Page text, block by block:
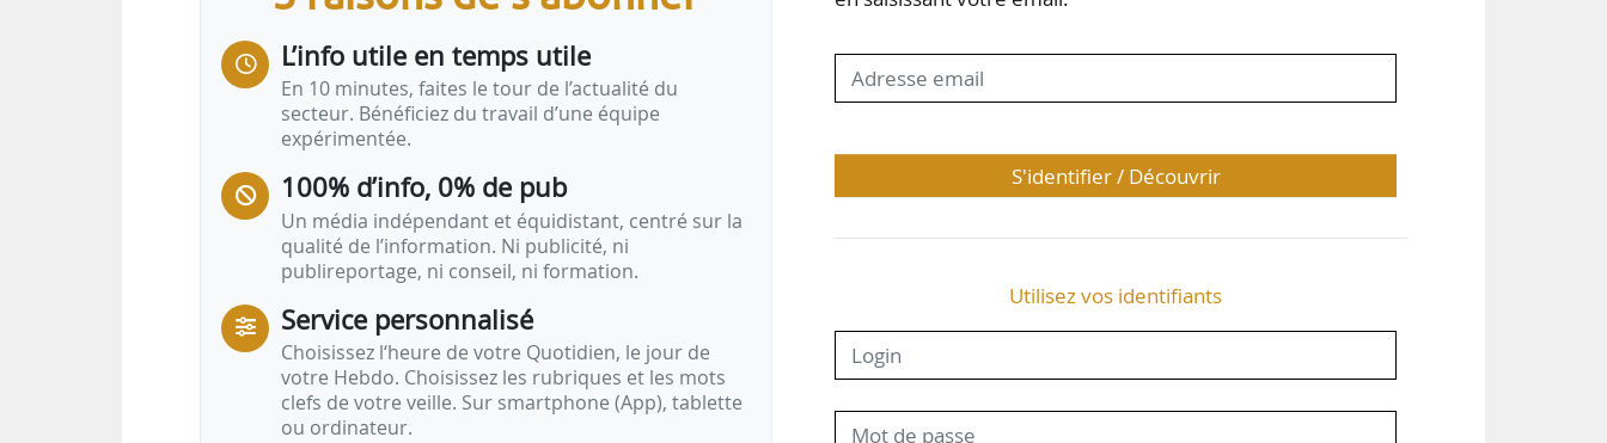
L’info utile en temps utile
En 10 minutes, faites le tour de l’actualité du
secteur. Bénéficiez du travail d’une équipe
expérimentée.
100% d’info, 0% de pub
Un média indépendant et équidistant, centré sur la
qualité de l’information. Ni publicité, ni
publireportage, ni conseil, ni formation.
Service personnalisé
Choisissez l‘heure de votre Quotidien, le jour de
votre Hebdo. Choisissez les rubriques et les mots
clefs de votre veille. Sur smartphone (App), tablette
ou ordinateur.
S'identifier / Découvrir
Utilisez vos identifiants